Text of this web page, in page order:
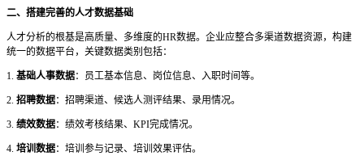
二、搭建完善的人才数据基础
人才分析的根基是高质量、多维度的HR数据。企业应整合多渠道数据资源，构建
统一的数据平台，关键数据类别包括：
1. 基础人事数据：员工基本信息、岗位信息、入职时间等。
2. 招聘数据：招聘渠道、候选人测评结果、录用情况。
3. 绩效数据：绩效考核结果、 KPI完成情况。
4. 培训数据：培训参与记录、培训效果评估。